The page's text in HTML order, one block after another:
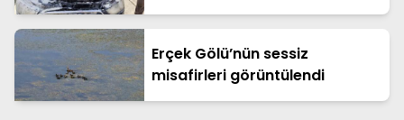
Erçek Gölü’nün sessiz
misafirleri görüntülendi